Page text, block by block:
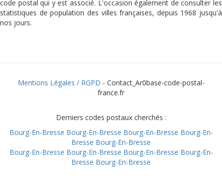
code postal qui y est associé. L'occasion également de consulter les
statistiques de population des villes françaises, depuis 1968 jusqu'à
nos jours.
Mentions Légales / RGPD - Contact_Ar0base-code-postal-
france.fr
Derniers codes postaux cherchés :
Bourg-En-Bresse Bourg-En-Bresse Bourg-En-Bresse Bourg-En-
Bresse Bourg-En-Bresse
Bourg-En-Bresse Bourg-En-Bresse Bourg-En-Bresse Bourg-En-
Bresse Bourg-En-Bresse